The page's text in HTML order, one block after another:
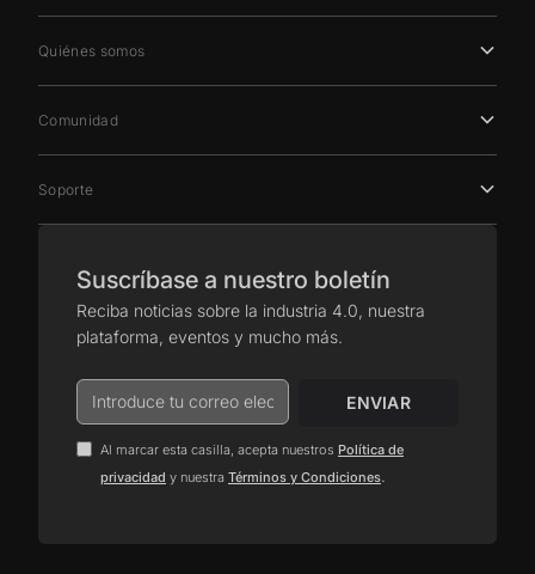
Quiénes somos
Comunidad
Soporte
Suscríbase a nuestro boletín
Reciba noticias sobre la industria 4.0, nuestra
plataforma, eventos y mucho más.
Al marcar esta casilla, acepta nuestros Política de
privacidad y nuestra Términos y Condiciones.